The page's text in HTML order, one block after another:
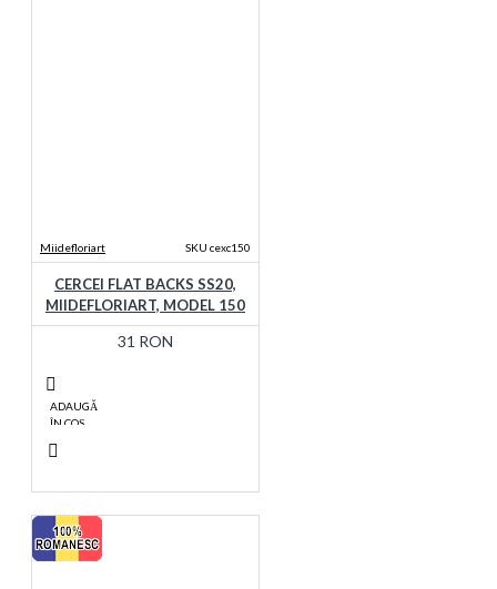
Miidefloriart SKU cexc150
CERCEI FLAT BACKS SS20,
MIIDEFLORIART, MODEL 150
31 RON
ADAUGĂ
ÎN COŞ